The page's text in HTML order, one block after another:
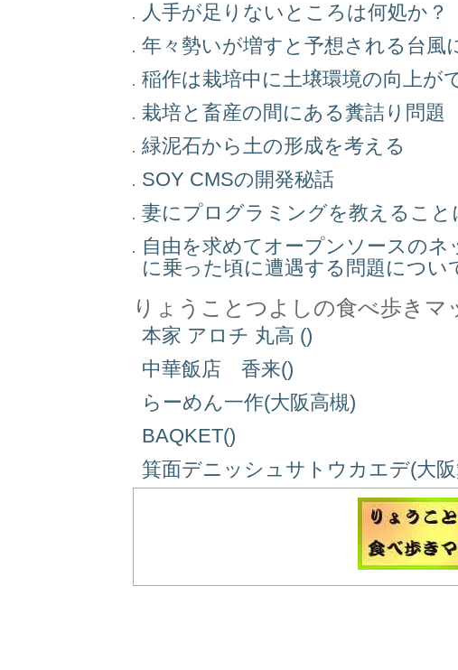
人手が足りないところは何処か？
年々勢いが増すと予想される台風
稲作は栽培中に土壌環境の向上が
栽培と畜産の間にある糞詰り問題
緑泥石から土の形成を考える
SOY CMSの開発秘話
妻にプログラミングを教えること
自由を求めてオープンソースの
に乗った頃に遭遇する問題につい
りょうことつよしの食べ歩きマ
本家 アロチ 丸高 ()
中華飯店 香来()
らーめん一作(大阪高槻)
BAQKET()
箕面デニッシュサトウカエデ(大